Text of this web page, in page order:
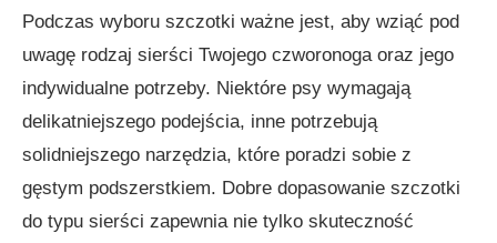
Podczas wyboru szczotki ważne jest, aby wziąć pod
uwagę rodzaj sierści Twojego czworonoga oraz jego
indywidualne potrzeby. Niektóre psy wymagają
delikatniejszego podejścia, inne potrzebują
solidniejszego narzędzia, które poradzi sobie z
gęstym podszerstkiem. Dobre dopasowanie szczotki
do typu sierści zapewnia nie tylko skuteczność